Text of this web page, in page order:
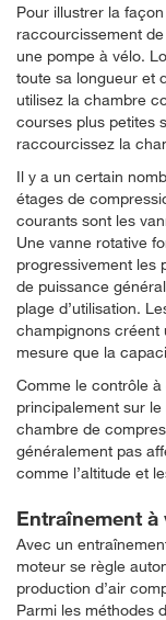
Pour illustrer la
raccourcissement
une pompe à vélo.
toute sa longueur et
utilisez la chambre
courses plus petites
raccourcissez la
Il y a un certain
étages de
courants sont les
Une vanne rotative
progressivement les
de puissance
plage d’utilisation.
champignons créent
mesure que la
Comme le contrôle
principalement sur
chambre de
généralement pas
comme l’altitude et
Entraînement à
Avec un
moteur se règle
production d’air
Parmi les méthodes